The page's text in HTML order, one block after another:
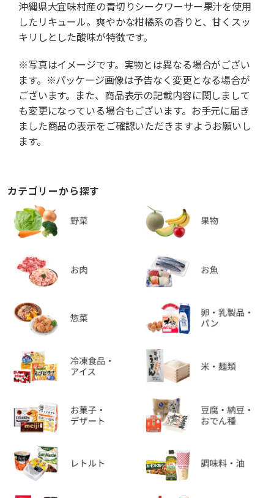
沖縄県大宜味村産の青切りシークワーサー果汁を使用
したリキュール。爽やかな柑橘系の香りと、甘くスッ
キリしとした酸味が特徴です。
※写真はイメージです。実物とは異なる場合がござい
ます。※パッケージ画像は予告なく変更となる場合が
ございます。また、商品表示の記載内容に関しまして
も変更になっている場合もございます。お手元に届き
ました商品の表示をご確認いただきますようお願いし
ます。
カテゴリーから探す